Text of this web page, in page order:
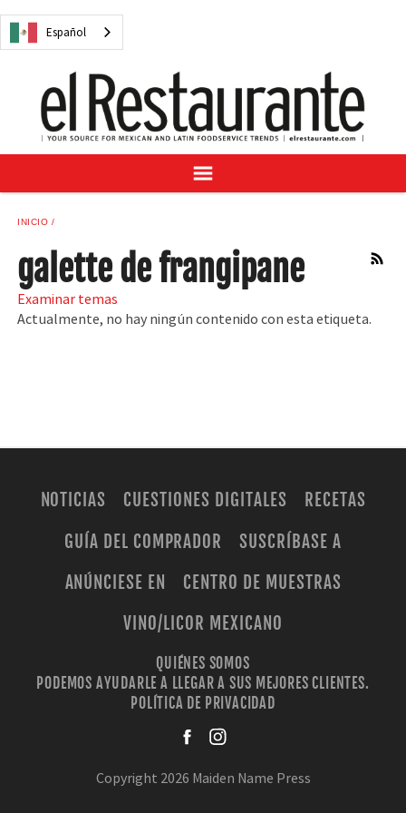
Español
NOTICIAS
RECETAS
GUÍA DEL COMPRADOR
SUSCRÍBASE A
CENTRO DE MUESTRAS
INICIO
RSS
galette de frangipane
Examinar temas
Actualmente, no hay ningún contenido con esta etiqueta.
NOTICIAS CUESTIONES DIGITALES
RECETAS
GUÍA DEL COMPRADOR
SUSCRÍBASE A
ANÚNCIESE EN
CENTRO DE MUESTRAS
VINO/LICOR MEXICANO
QUIÉNES SOMOS
PODEMOS AYUDARLE A LLEGAR A SUS MEJORES CLIENTES.
POLÍTICA DE PRIVACIDAD
Copyright 2026 Maiden Name Press